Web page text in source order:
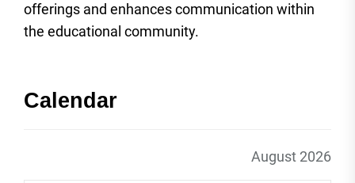
offerings and enhances communication within
the educational community.
Calendar
August 2026